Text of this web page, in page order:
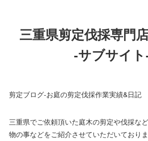
三重県剪定伐採専門
-サブサイト
剪定ブログ-お庭の剪定伐採作業実績&日記
三重県でご依頼頂いた庭木の剪定や伐採な
物の事などをご紹介させていただいており